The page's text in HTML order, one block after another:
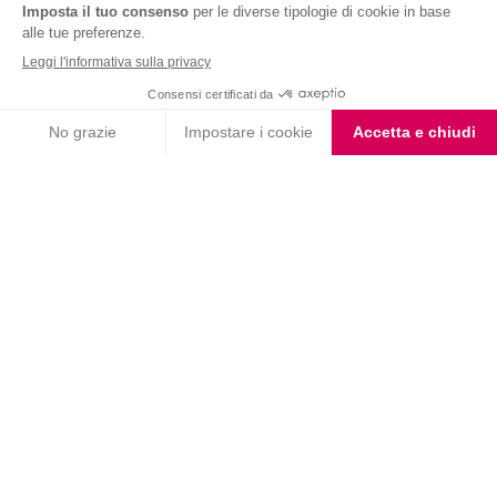
Nutrition & Sante' Italia Spa